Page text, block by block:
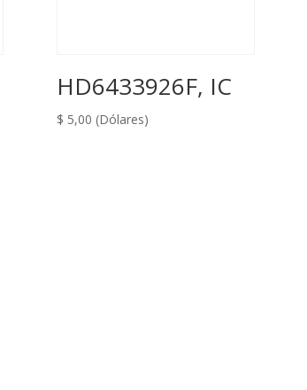
HD6433926F, IC
$ 5,00 (Dólares)